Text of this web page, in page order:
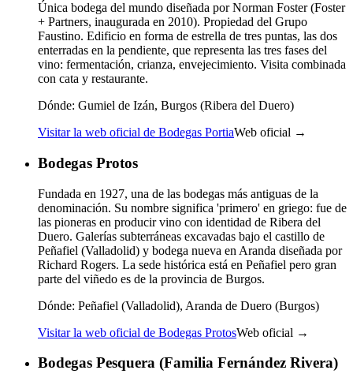
Única bodega del mundo diseñada por Norman Foster (Foster
+ Partners, inaugurada en 2010). Propiedad del Grupo
Faustino. Edificio en forma de estrella de tres puntas, las dos
enterradas en la pendiente, que representa las tres fases del
vino: fermentación, crianza, envejecimiento. Visita combinada
con cata y restaurante.
Dónde: Gumiel de Izán, Burgos (Ribera del Duero)
Visitar la web oficial de Bodegas PortiaWeb oficial →
Bodegas Protos
Fundada en 1927, una de las bodegas más antiguas de la
denominación. Su nombre significa 'primero' en griego: fue de
las pioneras en producir vino con identidad de Ribera del
Duero. Galerías subterráneas excavadas bajo el castillo de
Peñafiel (Valladolid) y bodega nueva en Aranda diseñada por
Richard Rogers. La sede histórica está en Peñafiel pero gran
parte del viñedo es de la provincia de Burgos.
Dónde: Peñafiel (Valladolid), Aranda de Duero (Burgos)
Visitar la web oficial de Bodegas ProtosWeb oficial →
Bodegas Pesquera (Familia Fernández Rivera)